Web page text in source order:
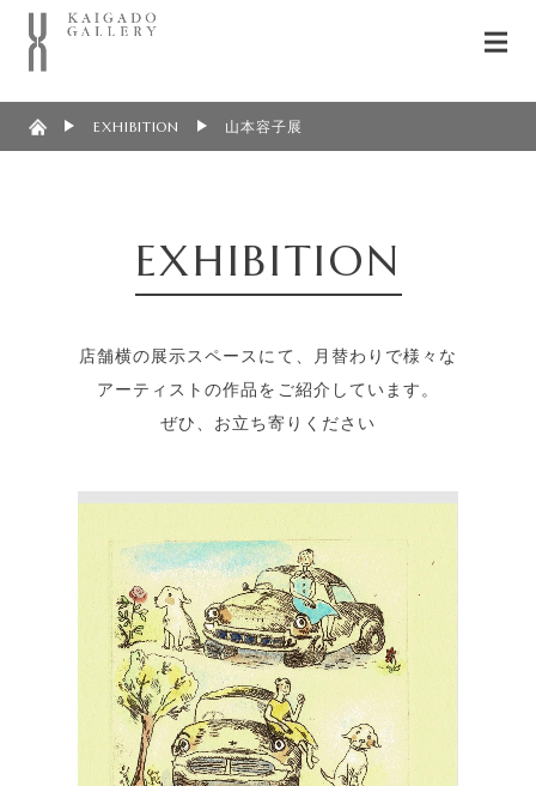
EXHIBITION 山本容子展
EXHIBITION
店舗横の展示スペースにて、月替わりで様々な
アーティストの作品をご紹介しています。
ぜひ、お立ち寄りください